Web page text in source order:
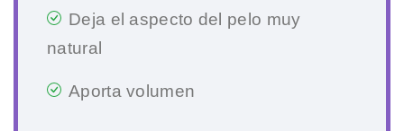
Deja el aspecto del pelo muy
natural
Aporta volumen